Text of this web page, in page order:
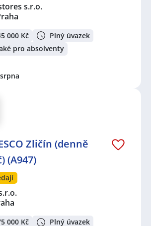
s.r.o.
000 Kč
Plný úvazek
pro absolventy
Zličín (denně
(A947)
000 Kč
Plný úvazek